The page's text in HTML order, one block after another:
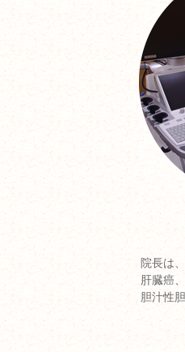
院長は
肝臓癌
胆汁性